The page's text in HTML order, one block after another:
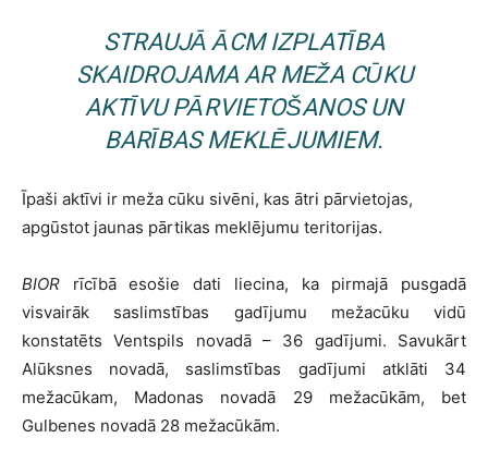
STRAUJĀ ĀCM IZPLATĪBA
SKAIDROJAMA AR MEŽA CŪKU
AKTĪVU PĀRVIETOŠANOS UN
BARĪBAS MEKLĒJUMIEM.
Īpaši aktīvi ir meža cūku sivēni, kas ātri pārvietojas,
apgūstot jaunas pārtikas meklējumu teritorijas.
BIOR rīcībā esošie dati liecina, ka pirmajā pusgadā
visvairāk saslimstības gadījumu mežacūku vidū
konstatēts Ventspils novadā – 36 gadījumi. Savukārt
Alūksnes novadā, saslimstības gadījumi atklāti 34
mežacūkam, Madonas novadā 29 mežacūkām, bet
Gulbenes novadā 28 mežacūkām.